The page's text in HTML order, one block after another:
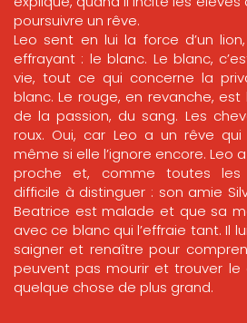
poursuivre un rêve.
Leo sent en lui la force d’un
effrayant : le blanc. Le blanc,
vie, tout ce qui concerne la
blanc. Le rouge, en revanche, est
de la passion, du sang. Les
roux. Oui, car Leo a un rêve
même si elle l’ignore encore. Leo
proche et, comme toutes les
difficile à distinguer : son amie
Beatrice est malade et que sa
avec ce blanc qui l’effraie tant. Il
saigner et renaître pour
peuvent pas mourir et trouver
quelque chose de plus grand.